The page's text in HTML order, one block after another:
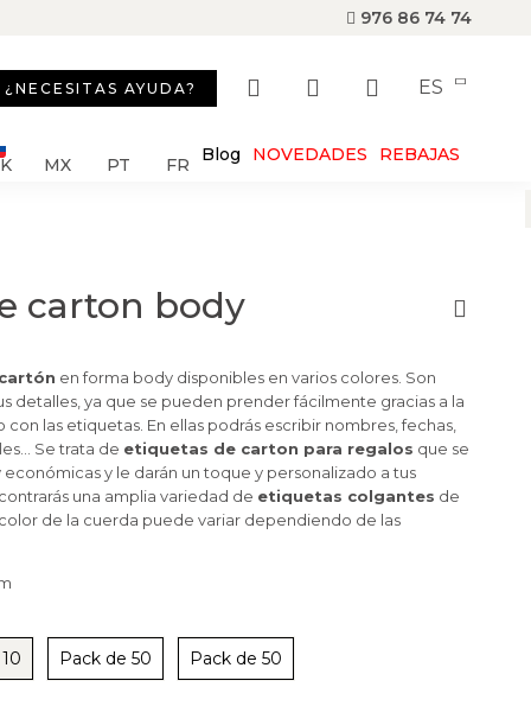
976 86 74 74
¿NECESITAS AYUDA? ES
MX PT FR Blog NOVEDADES REBAJAS
carton body
en forma body disponibles en varios colores. Son
detalles, ya que se pueden prender fácilmente gracias a la
las etiquetas. En ellas podrás escribir nombres, fechas,
Se trata de etiquetas de carton para regalos que se
y le darán un toque y personalizado a tus
una amplia variedad de etiquetas colgantes de
color de la cuerda puede variar dependiendo de las
Pack de 50 Pack de 50